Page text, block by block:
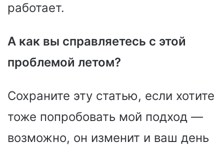
работает.
А как вы справляетесь с этой
проблемой летом?
Сохраните эту статью, если хотите
тоже попробовать мой подход —
возможно, он изменит и ваш день